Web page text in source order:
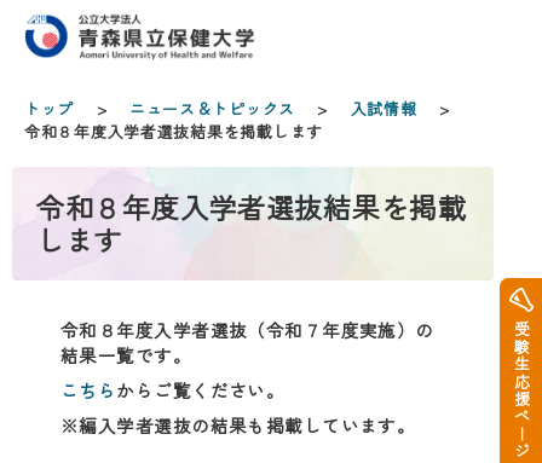
トップ > ニュース＆トピックス > 入試情報 >
令和８年度入学者選抜結果を掲載します
令和８年度入学者選抜結果を掲載
します
令和８年度入学者選抜（令和７年度実施）の
結果一覧です。
こちらからご覧ください。
※編入学者選抜の結果も掲載しています。
受験生応援ページ